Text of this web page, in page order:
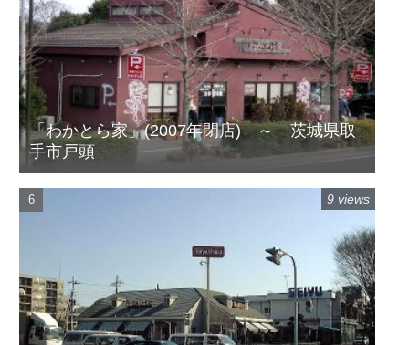
「わかとら家」(2007年閉店) ～ 茨城県取
手市戸頭
9 views